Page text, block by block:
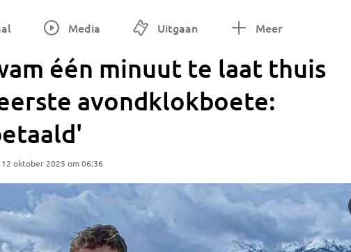
Media Uitgaan Meer
één minuut te laat thuis
avondklokboete:
oktober 2025 om 06:36